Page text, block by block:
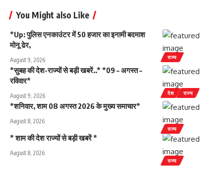
You Might also Like
राज्य
*Up: पुलिस एनकाउंटर में 50 हजार का इनामी बदमाश
मोनू ढेर,
August 9, 2026
देश राज्य
*सुबह की देश-राज्यों से बड़ी खबरें..* *09 – अगस्त –
रविवार*
August 9, 2026
राज्य
*शनिवार, शाम 08 अगस्त 2026 के मुख्य समाचार*
August 8, 2026
राज्य
* शाम की देश राज्यों से बड़ी खबरें *
August 8, 2026